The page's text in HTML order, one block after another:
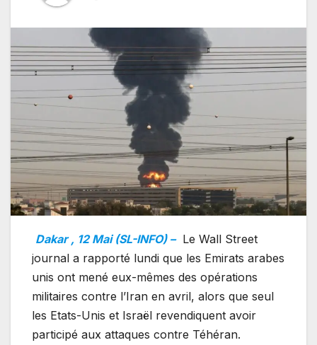
Dakar , 12 Mai (SL-INFO) – Le Wall Street
journal a rapporté lundi que les Emirats arabes
unis ont mené eux-mêmes des opérations
militaires contre l’Iran en avril, alors que seul
les Etats-Unis et Israël revendiquent avoir
participé aux attaques contre Téhéran.